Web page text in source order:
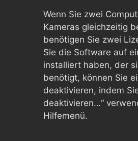
Wenn Sie zwei
Kameras gleichzeitig
benötigen Sie zwei
Sie die Software auf
installiert haben, der
benötigt, können Sie
deaktivieren, indem
deaktivieren…“
Hilfemenü.